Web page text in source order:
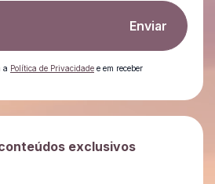
Enviar
a Política de Privacidade e em receber
exclusivos